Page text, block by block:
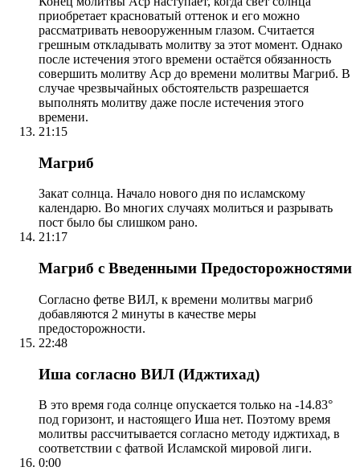
приобретает красноватый оттенок и его можно
рассматривать невооруженным глазом. Считается
грешным откладывать молитву за этот момент. Однако
после истечения этого времени остаётся обязанность
совершить молитву Аср до времени молитвы Магриб. В
случае чрезвычайных обстоятельств разрешается
выполнять молитву даже после истечения этого
времени.
21:15
Магриб
Закат солнца. Начало нового дня по исламскому
календарю. Во многих случаях молиться и разрывать
пост было бы слишком рано.
21:17
Магриб с Введенными Предосторожностями
Согласно фетве ВИЛ, к времени молитвы магриб
добавляются 2 минуты в качестве меры
предосторожности.
22:48
Иша согласно ВИЛ (Иджтихад)
В это время года солнце опускается только на -14.83°
под горизонт, и настоящего Иша нет. Поэтому время
молитвы рассчитывается согласно методу иджтихад, в
соответствии с фатвой Исламской мировой лиги.
0:00